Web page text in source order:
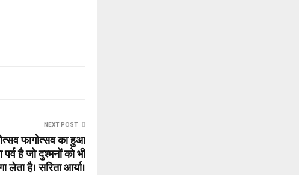
NEXT POST
फागोत्सव का हुआ
पर्व है जो दुश्मनों को भी
लेता है। सरिता आर्या।